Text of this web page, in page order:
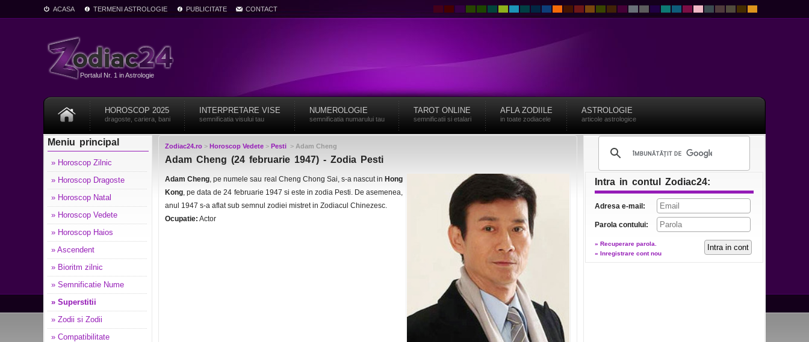
ACASA TERMENI ASTROLOGIE PUBLICITATE CONTACT
Portalul Nr. 1 in Astrologie
HOROSCOP 2025
dragoste, cariera, bani
INTERPRETARE VISE
semnificatia visului tau
NUMEROLOGIE
semnificatia numarului tau
TAROT ONLINE
semnificatii si etalari
AFLA ZODIILE
in toate zodiacele
ASTROLOGIE
articole astrologice
Meniu principal
» Horoscop Zilnic
» Horoscop Dragoste
» Horoscop Natal
» Horoscop Vedete
» Horoscop Haios
» Ascendent
» Bioritm zilnic
» Semnificatie Nume
» Superstitii
» Zodii si Zodii
» Compatibilitate
Zodiac24.ro > Horoscop Vedete > Pesti > Adam Cheng
Adam Cheng (24 februarie 1947) - Zodia Pesti
Adam Cheng, pe numele sau real Cheng Chong Sai, s-a nascut in Hong
Kong, pe data de 24 februarie 1947 si este in zodia Pesti. De asemenea,
anul 1947 s-a aflat sub semnul zodiei mistret in Zodiacul Chinezesc.
Ocupatie: Actor
Intra in contul Zodiac24:
Adresa e-mail:
Parola contului:
» Recuperare parola.
» Inregistrare cont nou